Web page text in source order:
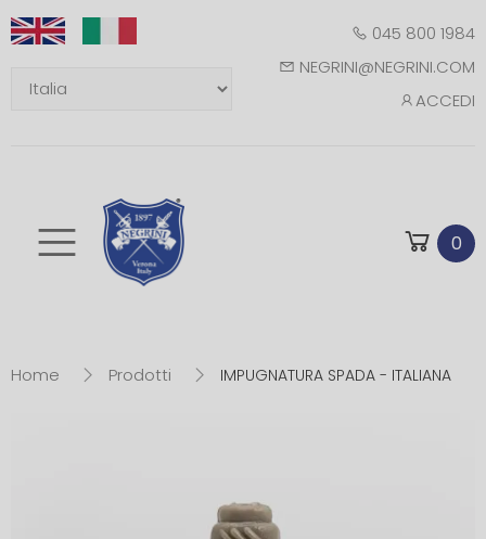
045 800 1984
NEGRINI@NEGRINI.COM
ACCEDI
Toggle mobile 0
Home Prodotti IMPUGNATURA SPADA - ITALIANA